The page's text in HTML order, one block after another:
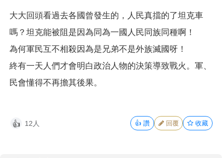
大大回頭看過去各國曾發生的，人民真擋的了坦克車
嗎？坦克能被阻是因為同為一國人民同族同種啊！
為何軍民互不相殺因為是兄弟不是外族滅國呀！
終有一天人們才會明白政治人物的決策導致戰火。軍、
民會懂得不再擔其後果。
👍 12人 👍 讚 回覆 收藏